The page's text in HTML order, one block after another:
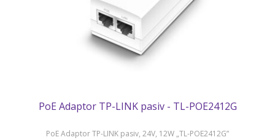
PoE Adaptor TP-LINK pasiv - TL-POE2412G
PoE Adaptor TP-LINK pasiv, 24V, 12W „TL-POE2412G”